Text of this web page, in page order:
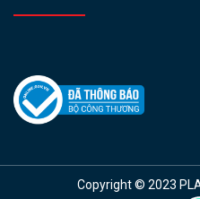
Copyright © 2023